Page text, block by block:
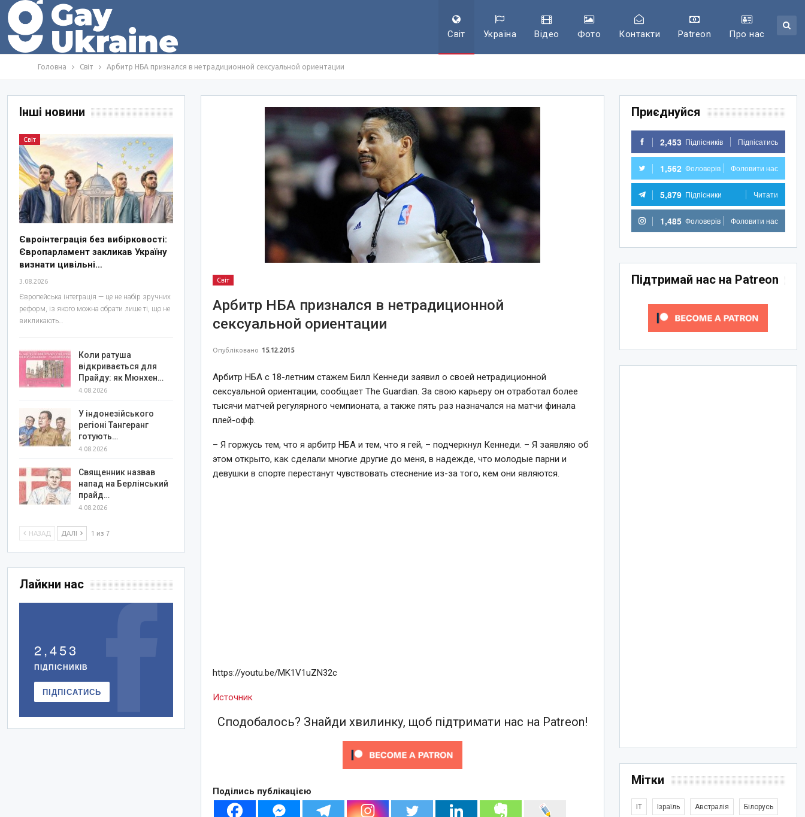
Світ Україна Відео Фото Контакти Patreon Про нас
Головна Світ Арбитр НБА признался в нетрадиционной сексуальной ориентации
Світ
Арбитр НБА признался в нетрадиционной
сексуальной ориентации
Опубліковано 15.12.2015
Арбитр НБА с 18-летним стажем Билл Кеннеди заявил о своей нетрадиционной
сексуальной ориентации, сообщает The Guardian. За свою карьеру он отработал более
тысячи матчей регулярного чемпионата, а также пять раз назначался на матчи финала
плей-офф.
– Я горжусь тем, что я арбитр НБА и тем, что я гей, – подчеркнул Кеннеди. – Я заявляю об
этом открыто, как сделали многие другие до меня, в надежде, что молодые парни и
девушки в спорте перестанут чувствовать стеснение из-за того, кем они являются.
https://youtu.be/MK1V1uZN32c
Источник
Сподобалось? Знайди хвилинку, щоб підтримати нас на Patreon!
Поділись публікацією
Приєднуйся
2,453 Підпісників Підпісатись
1,562 Фоловерів Фоловити нас
5,879 Підпісники Читати
1,485 Фоловерів Фоловити нас
Підтримай нас на Patreon
Мітки
IT Ізраїль Австралія Білорусь
Інші новини
Світ
Євроінтеграція без вибірковості:
Європарламент закликав Україну
визнати цивільні…
3.08.2026
Європейська інтеграція — це не набір зручних
реформ, із якого можна обрати лише ті, що не
викликають…
Коли ратуша
відкривається для
Прайду: як Мюнхен…
4.08.2026
У індонезійського
регіоні Тангеранг
готують…
4.08.2026
Священник назвав
напад на Берлінський
прайд…
4.08.2026
НАЗАД ДАЛІ 1 из 7
Лайкни нас
2,453
ПІДПІСНИКІВ
ПІДПІСАТИСЬ